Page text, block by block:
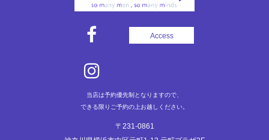
Access
当店は予約優先制となりますので、
できる限りご予約の上お越しください。
〒231-0861